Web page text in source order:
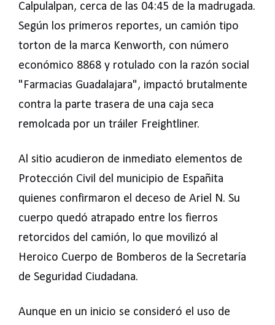
Calpulalpan, cerca de las 04:45 de la madrugada.
Según los primeros reportes, un camión tipo
torton de la marca Kenworth, con número
económico 8868 y rotulado con la razón social
"Farmacias Guadalajara", impactó brutalmente
contra la parte trasera de una caja seca
remolcada por un tráiler Freightliner.
Al sitio acudieron de inmediato elementos de
Protección Civil del municipio de Españita
quienes confirmaron el deceso de Ariel N. Su
cuerpo quedó atrapado entre los fierros
retorcidos del camión, lo que movilizó al
Heroico Cuerpo de Bomberos de la Secretaría
de Seguridad Ciudadana.
Aunque en un inicio se consideró el uso de